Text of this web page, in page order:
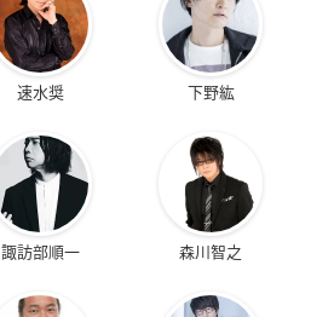
速水奨 下野紘
諏訪部順一 森川智之